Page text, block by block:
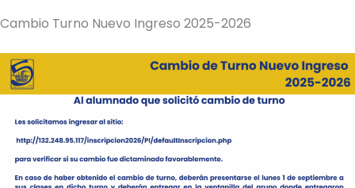
Cambio Turno Nuevo Ingreso 2025-2026